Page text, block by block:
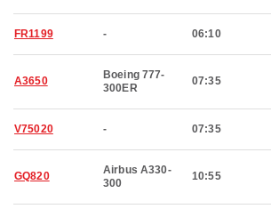
FR1199 - 06:10
A3650
Boeing 777-
300ER
07:35
V75020 - 07:35
GQ820
Airbus A330-
300
10:55